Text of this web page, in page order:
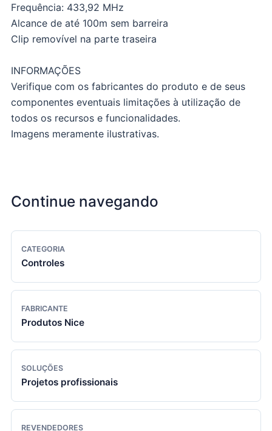
Frequência: 433,92 MHz
Alcance de até 100m sem barreira
Clip removível na parte traseira
INFORMAÇÕES
Verifique com os fabricantes do produto e de seus
componentes eventuais limitações à utilização de
todos os recursos e funcionalidades.
Imagens meramente ilustrativas.
Continue navegando
CATEGORIA
Controles
FABRICANTE
Produtos Nice
SOLUÇÕES
Projetos profissionais
REVENDEDORES